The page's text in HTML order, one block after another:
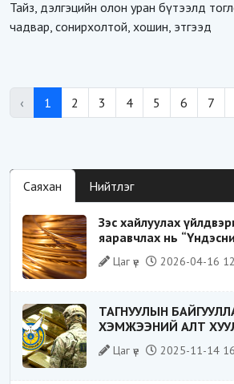
Тайз, дэлгэцийн олон уран бүтээлд
чадвар, сонирхолтой, хошин, этгээд
‹ 1 2 3 4 5 6 7
Саяхан Нийтлэг
Зэс хайлуулах
яаравчлах нь
байдал“-д эрсдэлтэй
Цаг үе 2026-04-16
ТАГНУУЛЫН
ХЭМЖЭЭНИЙ АЛТ
ХИЛЭЭР ГАРГАХ ГЭЖ
ҮЙЛДЛИЙГ ТАСЛАН
Цаг үе 2025-11-14